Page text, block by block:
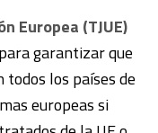
Europea (TJUE)
garantizar que
los países de
europeas si